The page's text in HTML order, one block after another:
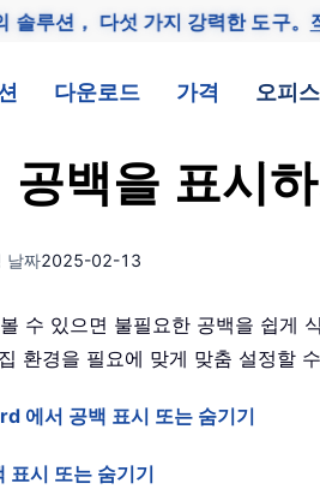
솔루션， 다섯 가지 강력한 도구。
다운로드 가격 오피
백을 표시
날짜2025-02-13
수 있으면 불필요한 공백을 쉽게
환경을 필요에 맞게 맞춤 설정할
에서 공백 표시 또는 숨기기
시 또는 숨기기